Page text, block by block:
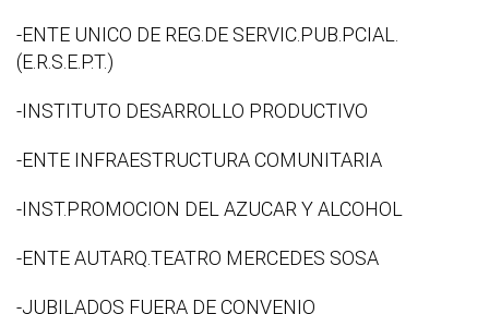
-ENTE UNICO DE REG.DE SERVIC.PUB.PCIAL.
(E.R.S.E.P.T.)
-INSTITUTO DESARROLLO PRODUCTIVO
-ENTE INFRAESTRUCTURA COMUNITARIA
-INST.PROMOCION DEL AZUCAR Y ALCOHOL
-ENTE AUTARQ.TEATRO MERCEDES SOSA
-JUBILADOS FUERA DE CONVENIO